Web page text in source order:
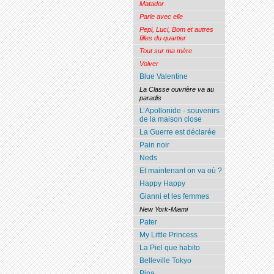
Matador
Parle avec elle
Pepi, Luci, Bom et autres
filles du quartier
Tout sur ma mère
Volver
Blue Valentine
La Classe ouvrière va au
paradis
L’Apollonide - souvenirs
de la maison close
La Guerre est déclarée
Pain noir
Neds
Et maintenant on va où ?
Happy Happy
Gianni et les femmes
New York-Miami
Pater
My Little Princess
La Piel que habito
Belleville Tokyo